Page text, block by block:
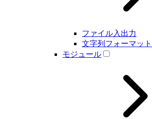
ファイル入出力
文字列フォーマット
モジュール